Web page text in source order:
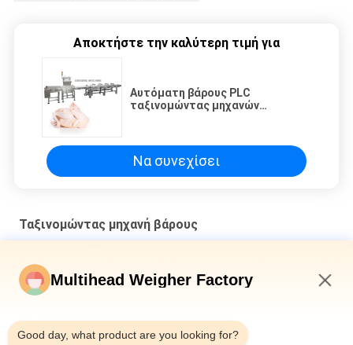
Αποκτήστε την καλύτερη τιμή για
Αυτόματη βάρους PLC
ταξινομώντας μηχανών
Να συνεχίσει
Ταξινομώντας μηχανή βάρους
βάρους 300Times/Min
Multihead Weigher Factory
Good day, what product are you looking for?